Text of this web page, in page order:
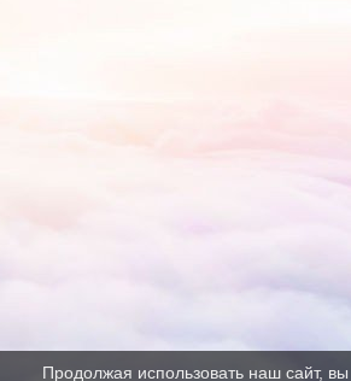
Продолжая использовать наш сайт,